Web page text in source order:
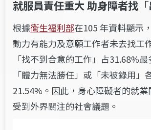
就服員責任重大助身障者找 「
根據衛生福利部在105 年資料顯示
動力有能力及意願工作者未去找工
「找不到合意的工作」占31.68%
「體力無法勝任」或「未被錄用」
21.54%。因此，身心障礙者的就
受到外界關注的社會議題。